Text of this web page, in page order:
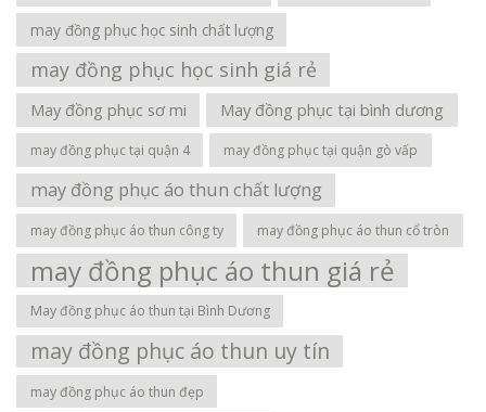
may đồng phục học sinh chất lượng
may đồng phục học sinh giá rẻ
May đồng phục sơ mi May đồng phục tại bình dương
may đồng phục tại quận 4 may đồng phục tại quận gò vấp
may đồng phục áo thun chất lượng
may đồng phục áo thun công ty may đồng phục áo thun cổ tròn
may đồng phục áo thun giá rẻ
May đồng phục áo thun tại Bình Dương
may đồng phục áo thun uy tín
may đồng phục áo thun đẹp